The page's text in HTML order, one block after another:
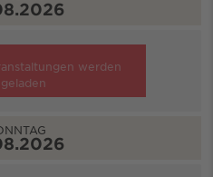
werden
geladen